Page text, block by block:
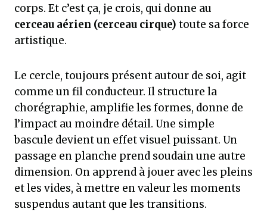
corps. Et c’est ça, je crois, qui donne au
cerceau aérien (cerceau cirque) toute sa force
artistique.
Le cercle, toujours présent autour de soi, agit
comme un fil conducteur. Il structure la
chorégraphie, amplifie les formes, donne de
l’impact au moindre détail. Une simple
bascule devient un effet visuel puissant. Un
passage en planche prend soudain une autre
dimension. On apprend à jouer avec les pleins
et les vides, à mettre en valeur les moments
suspendus autant que les transitions.